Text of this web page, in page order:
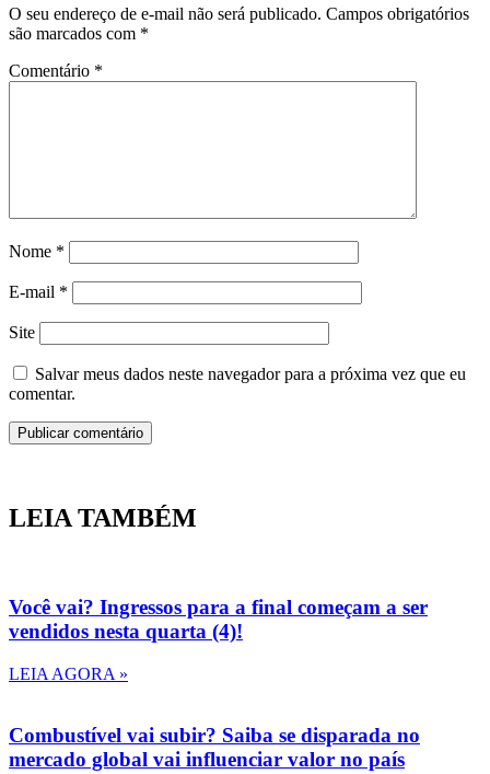
O seu endereço de e-mail não será publicado. Campos obrigatórios
são marcados com *
Comentário *
Nome *
E-mail *
Site
Salvar meus dados neste navegador para a próxima vez que eu
comentar.
LEIA TAMBÉM
Você vai? Ingressos para a final começam a ser
vendidos nesta quarta (4)!
LEIA AGORA »
Combustível vai subir? Saiba se disparada no
mercado global vai influenciar valor no país